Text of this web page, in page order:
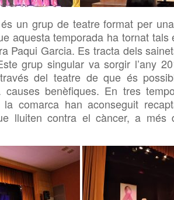
un grup de teatre format per
aquesta temporada ha tornat
Paqui Garcia. Es tracta dels
grup singular va sorgir l’any
del teatre de que és
benèfiques. En tres
comarca han aconseguit
lluiten contra el càncer, a